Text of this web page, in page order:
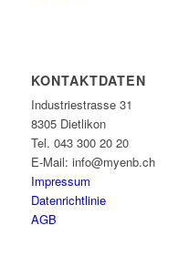
KONTAKTDATEN
Industriestrasse 31
8305 Dietlikon
Tel. 043 300 20 20
E-Mail: info@myenb.ch
Impressum
Datenrichtlinie
AGB